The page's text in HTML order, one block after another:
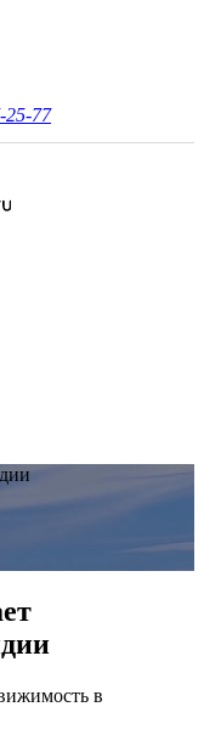
25-77